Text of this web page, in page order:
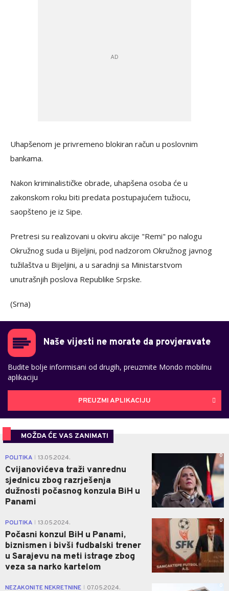
Uhapšenom je privremeno blokiran račun u poslovnim
bankama.
Nakon kriminalističke obrade, uhapšena osoba će u
zakonskom roku biti predata postupajućem tužiocu,
saopšteno je iz Sipe.
Pretresi su realizovani u okviru akcije "Remi" po nalogu
Okružnog suda u Bijeljini, pod nadzorom Okružnog javnog
tužilaštva u Bijeljini, a u saradnji sa Ministarstvom
unutrašnjih poslova Republike Srpske.
(Srna)
Naše vijesti ne morate da provjeravate
Budite bolje informisani od drugih, preuzmite Mondo mobilnu
aplikaciju
PREUZMI APLIKACIJU
MOŽDA ĆE VAS ZANIMATI
POLITIKA 13.05.2024.
Cvijanovićeva traži vanrednu
sjednicu zbog razrješenja
dužnosti počasnog konzula BiH u
Panami
0
POLITIKA 13.05.2024.
Počasni konzul BiH u Panami,
biznismen i bivši fudbalski trener
u Sarajevu na meti istrage zbog
veza sa narko kartelom
0
NEZAKONITE NEKRETNINE 07.05.2024. 0